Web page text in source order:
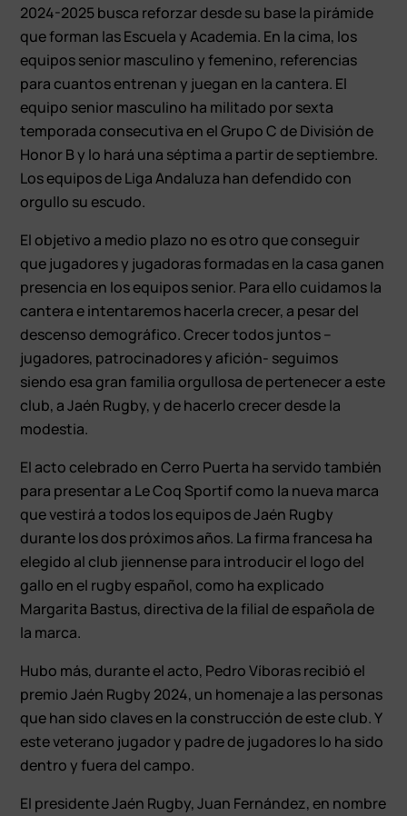
2024-2025 busca reforzar desde su base la pirámide
que forman las Escuela y Academia. En la cima, los
equipos senior masculino y femenino, referencias
para cuantos entrenan y juegan en la cantera. El
equipo senior masculino ha militado por sexta
temporada consecutiva en el Grupo C de División de
Honor B y lo hará una séptima a partir de septiembre.
Los equipos de Liga Andaluza han defendido con
orgullo su escudo.
El objetivo a medio plazo no es otro que conseguir
que jugadores y jugadoras formadas en la casa ganen
presencia en los equipos senior. Para ello cuidamos la
cantera e intentaremos hacerla crecer, a pesar del
descenso demográfico. Crecer todos juntos –
jugadores, patrocinadores y afición- seguimos
siendo esa gran familia orgullosa de pertenecer a este
club, a Jaén Rugby, y de hacerlo crecer desde la
modestia.
El acto celebrado en Cerro Puerta ha servido también
para presentar a Le Coq Sportif como la nueva marca
que vestirá a todos los equipos de Jaén Rugby
durante los dos próximos años. La firma francesa ha
elegido al club jiennense para introducir el logo del
gallo en el rugby español, como ha explicado
Margarita Bastus, directiva de la filial de española de
la marca.
Hubo más, durante el acto, Pedro Víboras recibió el
premio Jaén Rugby 2024, un homenaje a las personas
que han sido claves en la construcción de este club. Y
este veterano jugador y padre de jugadores lo ha sido
dentro y fuera del campo.
El presidente Jaén Rugby, Juan Fernández, en nombre